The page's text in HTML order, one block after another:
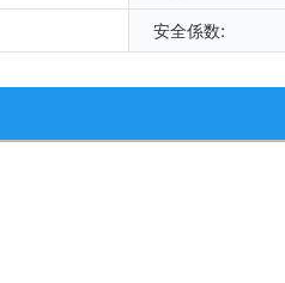
安全係数: